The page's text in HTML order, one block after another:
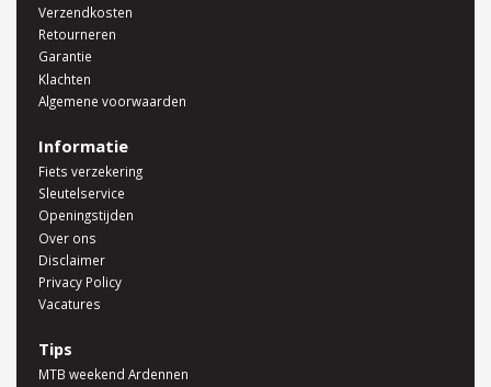
Verzendkosten
Retourneren
Garantie
Klachten
Algemene voorwaarden
Informatie
Fiets verzekering
Sleutelservice
Openingstijden
Over ons
Disclaimer
Privacy Policy
Vacatures
Tips
MTB weekend Ardennen